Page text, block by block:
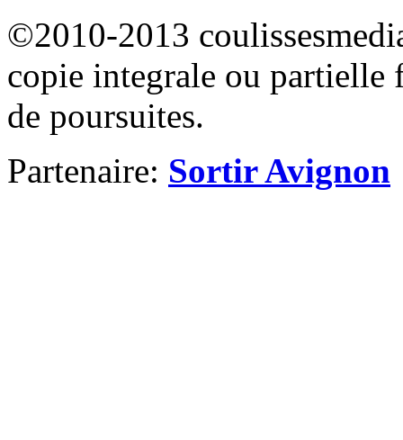
©2010-2013
copie integrale ou partielle
de poursuites.
Partenaire: Sortir Avignon